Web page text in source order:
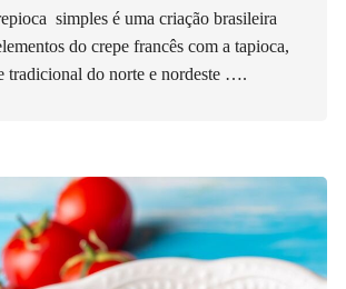
simples é uma criação brasileira
do crepe francês com a tapioca,
tradicional do norte e nordeste ….